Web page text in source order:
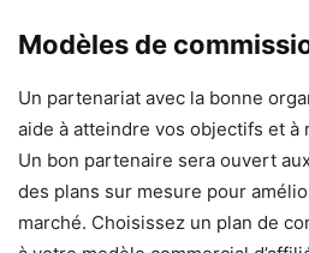
Modèles de
Un partenariat avec la bonne
aide à atteindre vos objectifs et à
Un bon partenaire sera ouvert
des plans sur mesure pour
marché. Choisissez un plan de